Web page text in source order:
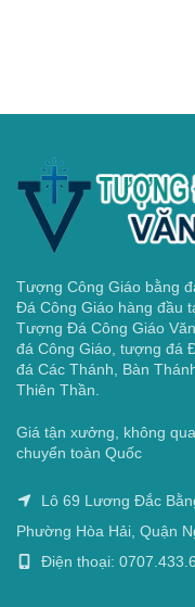
Tượng Công Giáo bằng
Đá Công Giáo hàng đầu
Tượng Đá Công Giáo
đá Công Giáo, tượng đá
đá Các Thánh, Bàn
Thiên Thần.
Giá tận xưởng, không
chuyển toàn Quốc
Lô 69 Lương Đắc
Phường Hòa Hải, Quận
Điện thoại: